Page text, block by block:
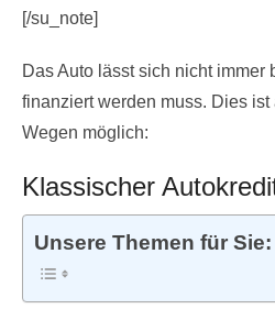
[/su_note]
Das Auto lässt sich nicht immer
finanziert werden muss. Dies
Wegen möglich:
Klassischer
Unsere Themen für Sie: